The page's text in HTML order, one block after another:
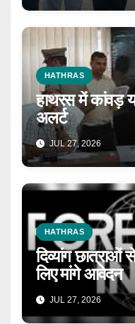
HATHRAS
हाथरस में कांवड़
अलर्ट
JUL 27, 2026
HATHRAS
दिव्यांग छात्राओं
लिए मांगे आवेदन
JUL 27, 2026